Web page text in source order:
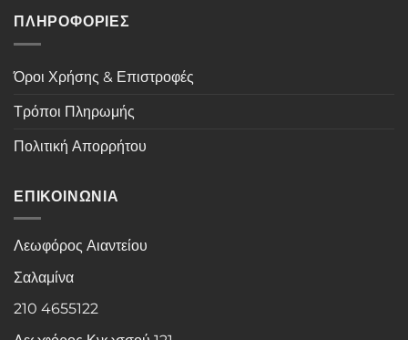
ΠΛΗΡΟΦΟΡΙΕΣ
Όροι Χρήσης & Επιστροφές
Τρόποι Πληρωμής
Πολιτική Απορρήτου
ΕΠΙΚΟΙΝΩΝΙΑ
Λεωφόρος Αιαντείου
Σαλαμίνα
210 4655122